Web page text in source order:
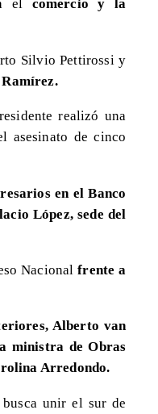
el comercio y la
Silvio Pettirossi y
realizó una
asesinato de cinco
en el Banco
López, sede del
Nacional frente a
Alberto van
ministra de Obras
Arredondo.
busca unir el sur de